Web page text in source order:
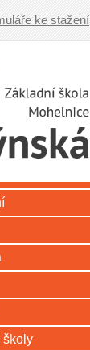
ke stažení
školy